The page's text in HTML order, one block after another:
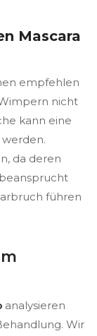
Mascara
empfehlen
nicht
kann eine
da deren
führen
analysieren
Wir